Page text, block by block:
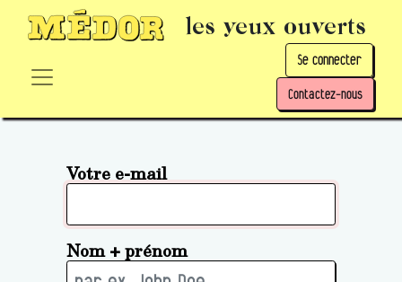
les yeux ouverts
Se connecter
Contactez-nous
Votre e-mail
Nom + prénom